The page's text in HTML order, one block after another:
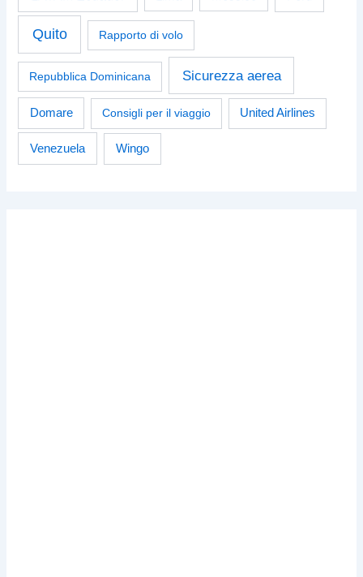
Quito Rapporto di volo
Repubblica Dominicana Sicurezza aerea
Domare Consigli per il viaggio United Airlines
Venezuela Wingo